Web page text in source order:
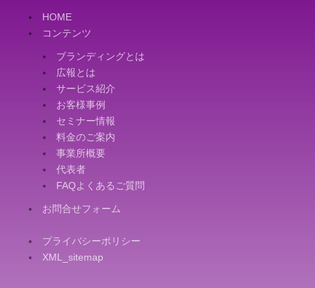
HOME
コンテンツ
ブランディングとは
広報とは
サービス紹介
お客様事例
セミナー情報
料金のご案内
事業所概要
代表者
FAQよくあるご質問
お問合せフォーム
プライバシーポリシー
XML_sitemap